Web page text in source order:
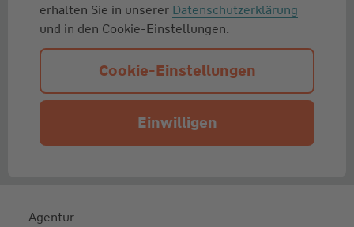
erhalten Sie in unserer Datenschutzerklärung
und in den Cookie-Einstellungen.
Cookie-Einstellungen
Einwilligen
Agentur